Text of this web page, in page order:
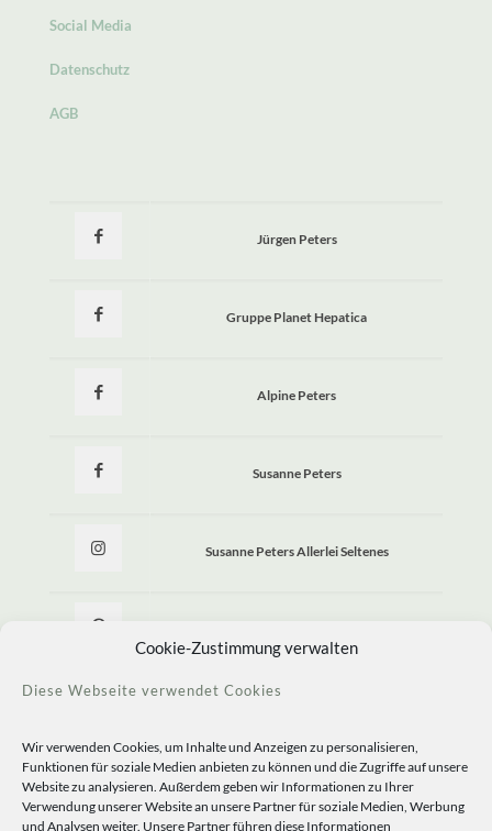
Cookie-Zustimmung verwalten
Diese Webseite verwendet Cookies
Wir verwenden Cookies, um Inhalte und Anzeigen zu personalisieren,
Funktionen für soziale Medien anbieten zu können und die Zugriffe auf unsere
Website zu analysieren. Außerdem geben wir Informationen zu Ihrer
Verwendung unserer Website an unsere Partner für soziale Medien, Werbung
und Analysen weiter. Unsere Partner führen diese Informationen
Social Media
Datenschutz
AGB
Jürgen Peters
Gruppe Planet Hepatica
Alpine Peters
Susanne Peters
Susanne Peters Allerlei Seltenes